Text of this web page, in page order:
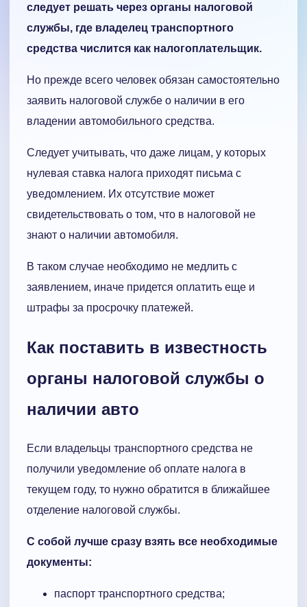
следует решать через органы налоговой
службы, где владелец транспортного
средства числится как налогоплательщик.
Но прежде всего человек обязан самостоятельно
заявить налоговой службе о наличии в его
владении автомобильного средства.
Следует учитывать, что даже лицам, у которых
нулевая ставка налога приходят письма с
уведомлением. Их отсутствие может
свидетельствовать о том, что в налоговой не
знают о наличии автомобиля.
В таком случае необходимо не медлить с
заявлением, иначе придется оплатить еще и
штрафы за просрочку платежей.
Как поставить в известность
органы налоговой службы о
наличии авто
Если владельцы транспортного средства не
получили уведомление об оплате налога в
текущем году, то нужно обратится в ближайшее
отделение налоговой службы.
С собой лучше сразу взять все необходимые
документы:
паспорт транспортного средства;